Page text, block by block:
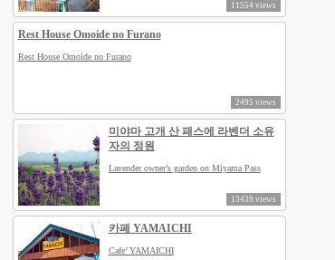
11554 views
Rest House Omoide no Furano
Rest House Omoide no Furano
2495 views
미야마 고개 산 패스에 라벤더 소유
자의 정원
Lavender owner’s garden on Miyama Pass
13439 views
카페 YAMAICHI
Cafe’ YAMAICHI